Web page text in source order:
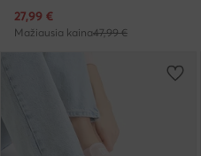
Dabartinė kaina
27,99 €
Mažiausia kaina47,99 €